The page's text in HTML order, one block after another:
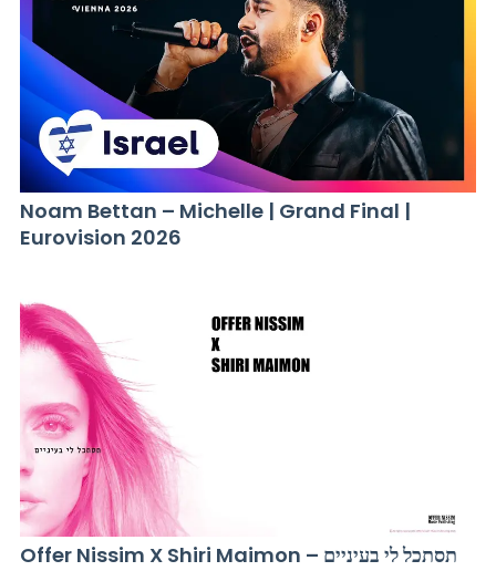
Noam Bettan – Michelle | Grand Final |
Eurovision 2026
Offer Nissim X Shiri Maimon – תסתכל לי בעיניים